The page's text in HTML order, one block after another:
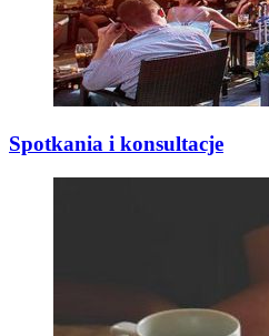
Spotkania i konsultacje